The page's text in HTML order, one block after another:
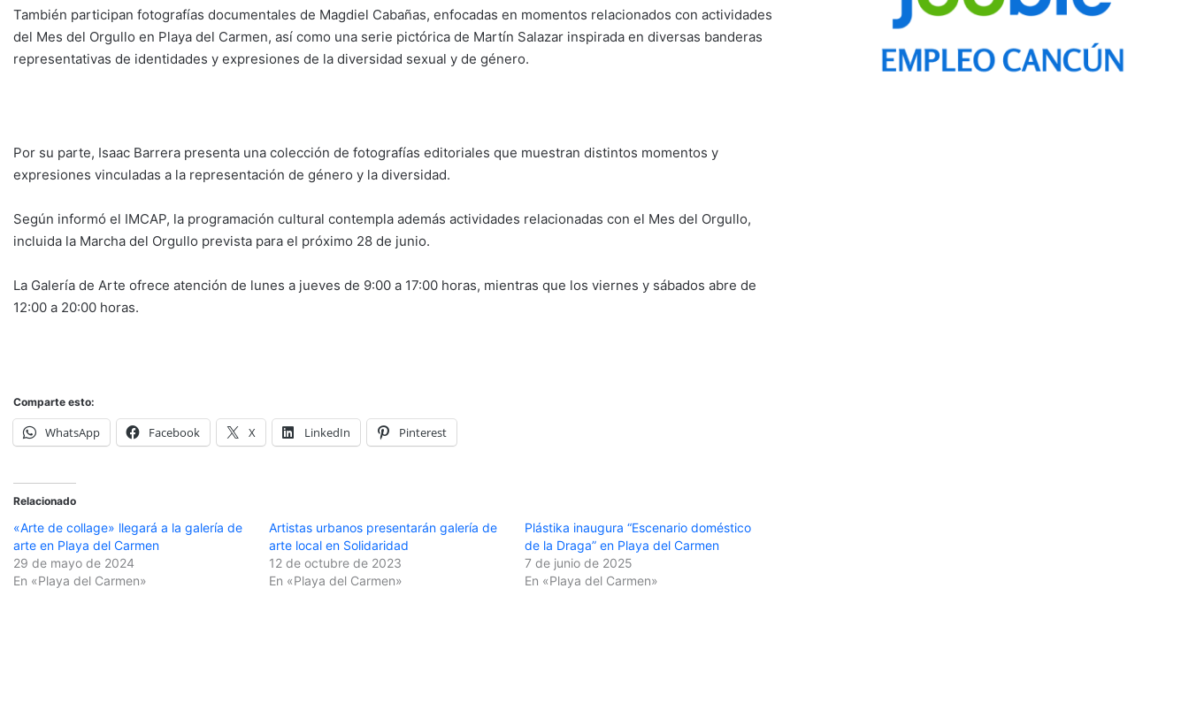
También participan fotografías documentales de Magdiel Cabañas, enfocadas en momentos relacionados con actividades
del Mes del Orgullo en Playa del Carmen, así como una serie pictórica de Martín Salazar inspirada en diversas banderas
representativas de identidades y expresiones de la diversidad sexual y de género.
Por su parte, Isaac Barrera presenta una colección de fotografías editoriales que muestran distintos momentos y
expresiones vinculadas a la representación de género y la diversidad.
Según informó el IMCAP, la programación cultural contempla además actividades relacionadas con el Mes del Orgullo,
incluida la Marcha del Orgullo prevista para el próximo 28 de junio.
La Galería de Arte ofrece atención de lunes a jueves de 9:00 a 17:00 horas, mientras que los viernes y sábados abre de
12:00 a 20:00 horas.
Comparte esto:
WhatsApp Facebook X LinkedIn Pinterest
Relacionado
«Arte de collage» llegará a la galería de
arte en Playa del Carmen
29 de mayo de 2024
En «Playa del Carmen»
Artistas urbanos presentarán galería de
arte local en Solidaridad
12 de octubre de 2023
En «Playa del Carmen»
Plástika inaugura “Escenario doméstico
de la Draga” en Playa del Carmen
7 de junio de 2025
En «Playa del Carmen»